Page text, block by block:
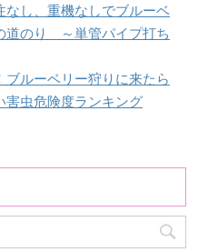
る方法をお伝えして
いきます。 LINE公式
ト 友だち全員に届け
たい情報 ...
掘による環境破壊の
心配がなく、100%天
能も従来の培地より
も優れています。 昔
れてきました。 ヤシ
は？ 地方は東南アジ
ア、熱帯アメリカ、
園、いつから体験で
きるの？ 2023年度
ームおおたの開園日
をお知らせいたしま
す。 完熟次第の開園
候や進捗状況により
変動があります。 ブ
なし、重機なしでブルーベ
道のり ～単管パイプ打ち
ブルーベリー狩りに来たら
害虫危険度ランキング